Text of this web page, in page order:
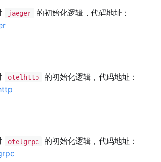
jaeger
的初始化逻辑，代码地址：
otelhttp
的初始化逻辑，代码地址：
otelgrpc
的初始化逻辑，代码地址：